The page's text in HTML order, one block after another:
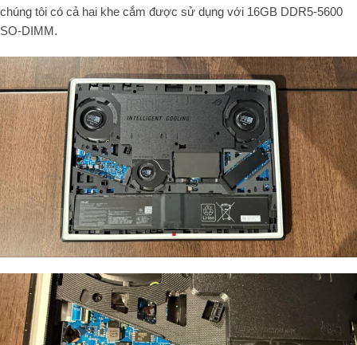
chúng tôi có cả hai khe cắm được sử dụng với 16GB DDR5-5600
SO-DIMM.